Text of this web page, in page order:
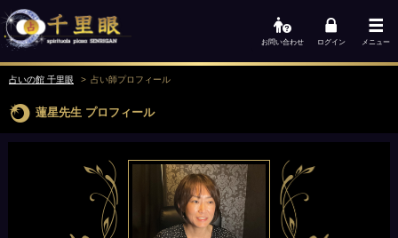
お問い合わせ ログイン メニュー
占いの館 千里眼 占い師プロフィール
蓮星先生 プロフィール